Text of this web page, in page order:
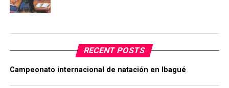
RECENT POSTS
Campeonato internacional de natación en Ibagué